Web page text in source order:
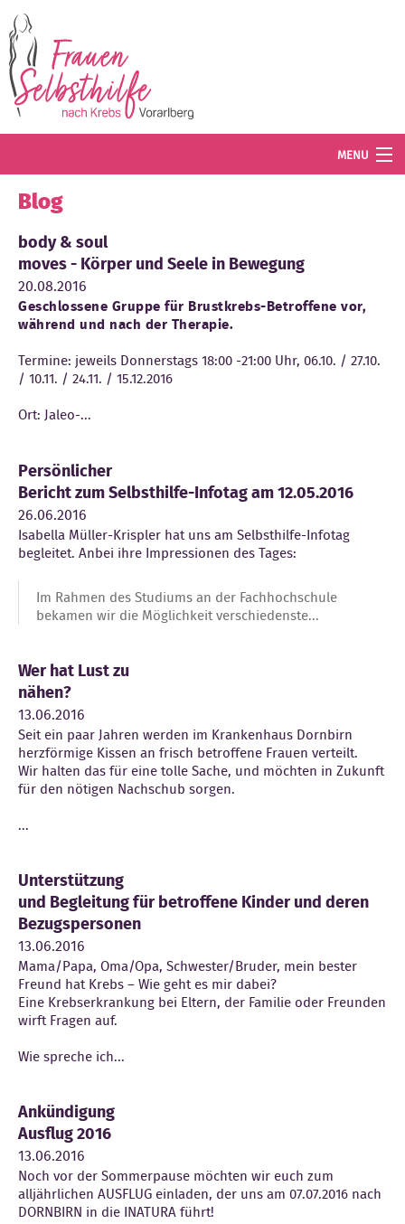
MENU
Termine
Blog
Angebot
Wissenswertes
Der Verein
Blog
body & soul
moves - Körper und Seele in Bewegung
20.08.2016
Geschlossene Gruppe für Brustkrebs-Betroffene vor,
während und nach der Therapie.
Termine: jeweils Donnerstags 18:00 -21:00 Uhr, 06.10. / 27.10.
/ 10.11. / 24.11. / 15.12.2016
Ort: Jaleo-...
Persönlicher
Bericht zum Selbsthilfe-Infotag am 12.05.2016
26.06.2016
Isabella Müller-Krispler hat uns am Selbsthilfe-Infotag
begleitet. Anbei ihre Impressionen des Tages:
Im Rahmen des Studiums an der Fachhochschule
bekamen wir die Möglichkeit verschiedenste...
Wer hat Lust zu
nähen?
13.06.2016
Seit ein paar Jahren werden im Krankenhaus Dornbirn
herzförmige Kissen an frisch betroffene Frauen verteilt.
Wir halten das für eine tolle Sache, und möchten in Zukunft
für den nötigen Nachschub sorgen.
...
Unterstützung
und Begleitung für betroffene Kinder und deren
Bezugspersonen
13.06.2016
Mama/Papa, Oma/Opa, Schwester/Bruder, mein bester
Freund hat Krebs – Wie geht es mir dabei?
Eine Krebserkrankung bei Eltern, der Familie oder Freunden
wirft Fragen auf.
Wie spreche ich...
Ankündigung
Ausflug 2016
13.06.2016
Noch vor der Sommerpause möchten wir euch zum
alljährlichen AUSFLUG einladen, der uns am 07.07.2016 nach
DORNBIRN in die INATURA führt!